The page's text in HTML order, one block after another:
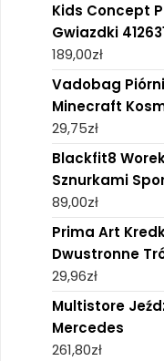
Kids Concept
Gwiazdki
189,00zł
Vadobag
Minecraft
29,75zł
Blackfit8
Sznurkami
89,00zł
Prima Art
Dwustronne
29,96zł
Multistore
Mercedes
261,80zł